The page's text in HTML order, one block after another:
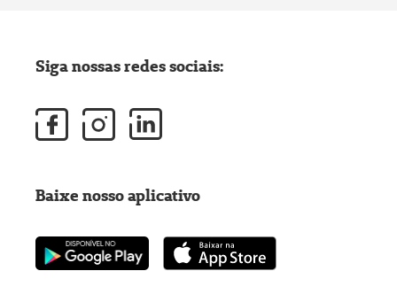
Siga nossas redes sociais:
Baixe nosso aplicativo